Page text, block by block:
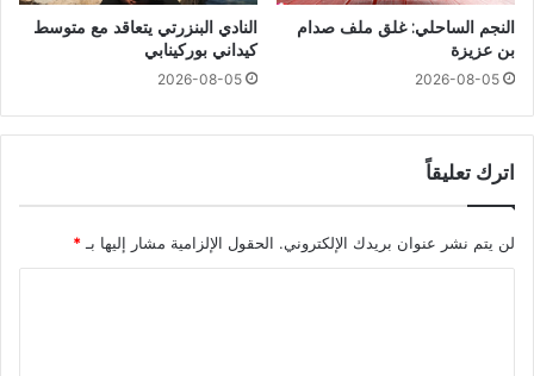
النجم الساحلي: غلق ملف صدام
بن عزيزة
2026-08-05
النادي البنزرتي يتعاقد مع متوسط
كيداني بوركينابي
2026-08-05
اترك تعليقاً
لن يتم نشر عنوان بريدك الإلكتروني. الحقول الإلزامية مشار إليها بـ *